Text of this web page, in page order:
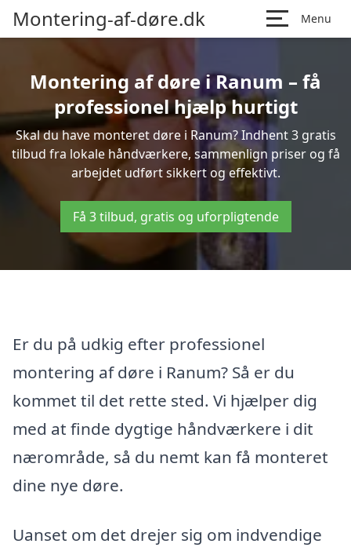
Montering-af-døre.dk Menu
Montering af døre i Ranum – få
professionel hjælp hurtigt
Skal du have monteret døre i Ranum? Indhent 3 gratis
tilbud fra lokale håndværkere, sammenlign priser og få
arbejdet udført sikkert og effektivt.
Få 3 tilbud, gratis og uforpligtende
Er du på udkig efter professionel
montering af døre i Ranum? Så er du
kommet til det rette sted. Vi hjælper dig
med at finde dygtige håndværkere i dit
nærområde, så du nemt kan få monteret
dine nye døre.
Uanset om det drejer sig om indvendige